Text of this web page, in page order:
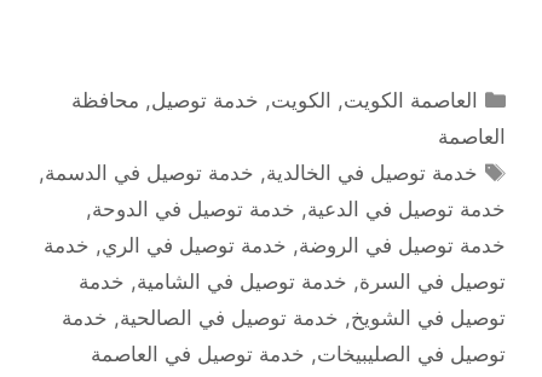
التصنيفات
العاصمة الكويت, الكويت, خدمة توصيل, محافظة
العاصمة
الوسوم
خدمة توصيل في الخالدية, خدمة توصيل في الدسمة,
خدمة توصيل في الدعية, خدمة توصيل في الدوحة,
خدمة توصيل في الروضة, خدمة توصيل في الري, خدمة
توصيل في السرة, خدمة توصيل في الشامية, خدمة
توصيل في الشويخ, خدمة توصيل في الصالحية, خدمة
توصيل في الصليبيخات, خدمة توصيل في العاصمة